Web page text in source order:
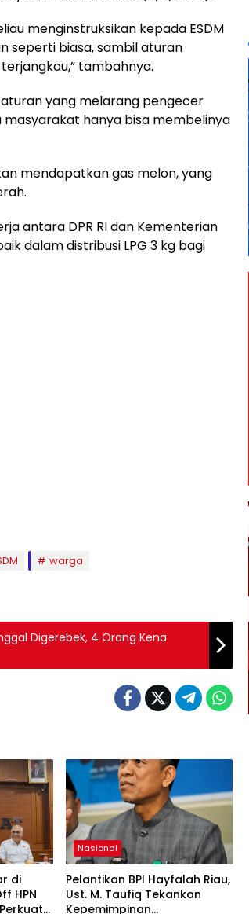
menginstruksikan kepada ESDM
seperti biasa, sambil aturan
tambahnya.
yang melarang pengecer
masyarakat hanya bisa membelinya
mendapatkan gas melon, yang
antara DPR RI dan Kementerian
dalam distribusi LPG 3 kg bagi
warga
Digerebek, 4 Orang Kena
di
HPN
Nasional
Pelantikan BPI Hayfalah Riau,
Ust. M. Taufiq Tekankan
Kepemimpinan